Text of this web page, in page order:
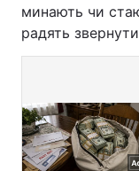
минають чи
радять